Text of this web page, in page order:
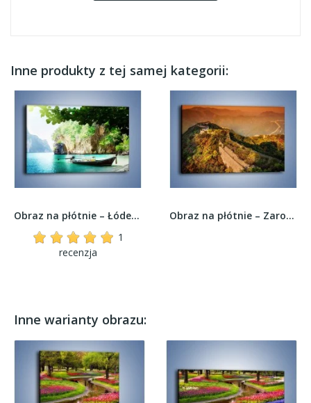
Inne produkty z tej samej kategorii:
Obraz na płótnie – Łódeczka przy roślinnym...
1
recenzja
Obraz na płótnie – Zarośnięty krety most –...
Inne warianty obrazu: